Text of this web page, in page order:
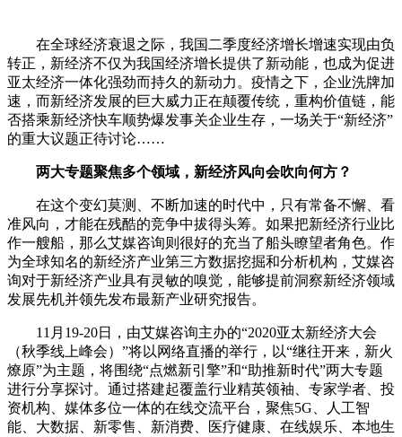
在全球经济衰退之际，我国二季度经济增长增速实现由负
转正，新经济不仅为我国经济增长提供了新动能，也成为促进
亚太经济一体化强劲而持久的新动力。疫情之下，企业洗牌加
速，而新经济发展的巨大威力正在颠覆传统，重构价值链，能
否搭乘新经济快车顺势爆发事关企业生存，一场关于“新经济”
的重大议题正待讨论……
两大专题聚焦多个领域，新经济风向会吹向何方？
在这个变幻莫测、不断加速的时代中，只有常备不懈、看
准风向，才能在残酷的竞争中拔得头筹。如果把新经济行业比
作一艘船，那么艾媒咨询则很好的充当了船头瞭望者角色。作
为全球知名的新经济产业第三方数据挖掘和分析机构，艾媒咨
询对于新经济产业具有灵敏的嗅觉，能够提前洞察新经济领域
发展先机并领先发布最新产业研究报告。
11月19-20日，由艾媒咨询主办的“2020亚太新经济大会
（秋季线上峰会）”将以网络直播的举行，以“继往开来，新火
燎原”为主题，将围绕“点燃新引擎”和“助推新时代”两大专题
进行分享探讨。通过搭建起覆盖行业精英领袖、专家学者、投
资机构、媒体多位一体的在线交流平台，聚焦5G、人工智
能、大数据、新零售、新消费、医疗健康、在线娱乐、本地生